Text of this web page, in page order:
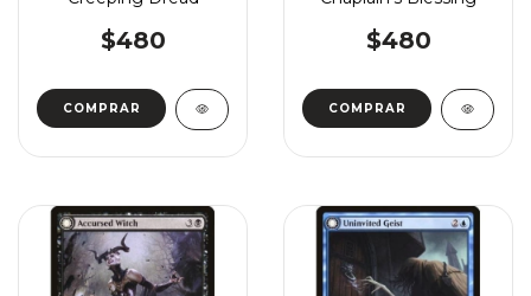
$480
COMPRAR
$480
COMPRAR